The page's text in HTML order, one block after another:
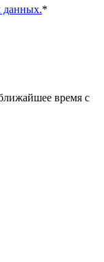
данных.*
время с